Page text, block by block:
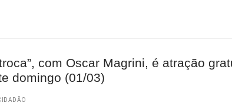
com Oscar Magrini, é atração
domingo (01/03)